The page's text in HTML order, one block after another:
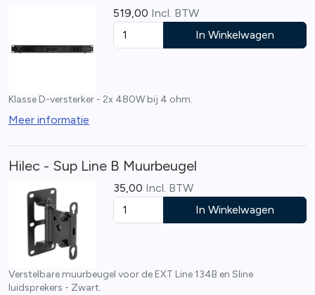
519,00 Incl. BTW
In Winkelwagen
Klasse D-versterker - 2x 480W bij 4 ohm.
Meer informatie
Hilec - Sup Line B Muurbeugel
35,00 Incl. BTW
In Winkelwagen
Verstelbare muurbeugel voor de EXT Line 134B en Sline
luidsprekers - Zwart.